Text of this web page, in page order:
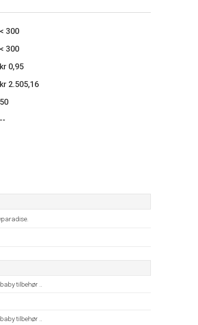
< 300
< 300
kr 0,95
kr 2.505,16
50
--
tilbehør ..
tilbehør ..